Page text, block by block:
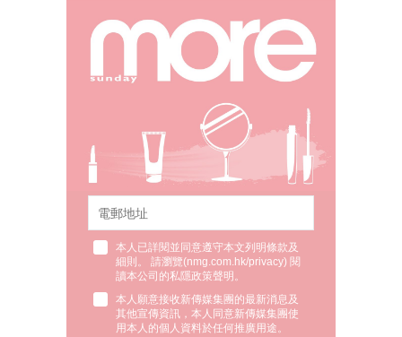
本人已詳閱並同意遵守本文列明條款及
細則。 請瀏覽(nmg.com.hk/privacy) 閱
讀本公司的私隱政策聲明。
本人願意接收新傳媒集團的最新消息及
其他宣傳資訊，本人同意新傳媒集團使
用本人的個人資料於任何推廣用途。